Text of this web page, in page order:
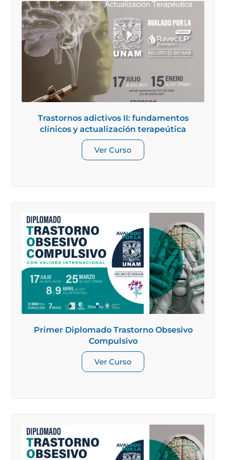
Trastornos adictivos II: fundamentos
clínicos y actualización terapeútica
Ver Curso
Primer Diplomado Trastorno Obsesivo
Compulsivo
Ver Curso